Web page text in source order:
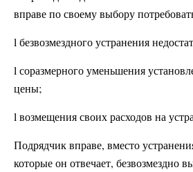
вправе по своему выбору
l безвозмездного устранения
l соразмерного уменьшения
цены;
l возмещения своих расходов на
Подрядчик вправе, вместо
которые он отвечает, безвозмездно